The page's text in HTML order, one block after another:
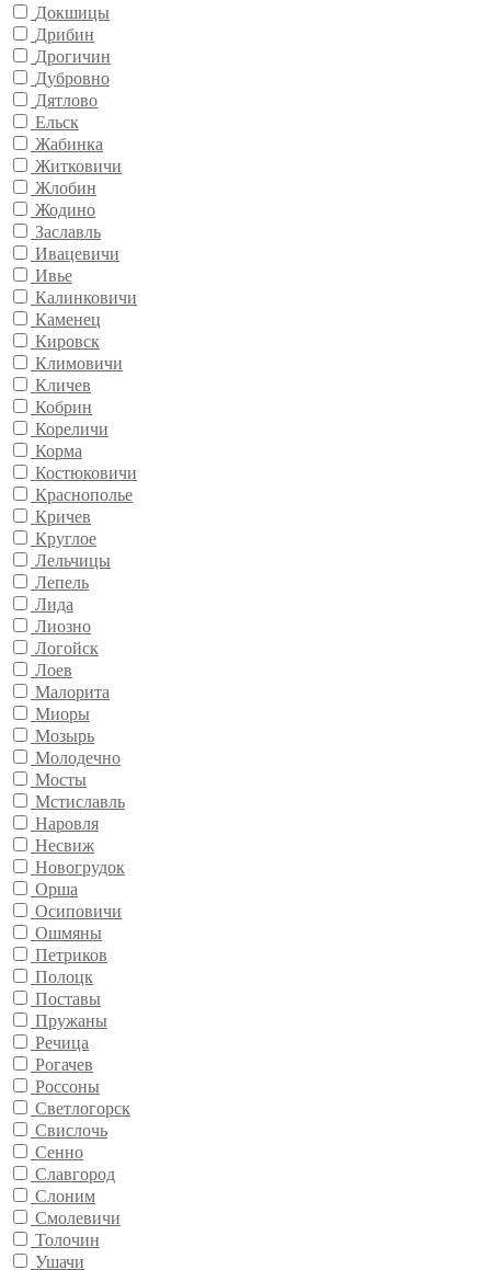
Докшицы
Дрибин
Дрогичин
Дубровно
Дятлово
Ельск
Жабинка
Житковичи
Жлобин
Жодино
Заславль
Ивацевичи
Ивье
Калинковичи
Каменец
Кировск
Климовичи
Кличев
Кобрин
Кореличи
Корма
Костюковичи
Краснополье
Кричев
Круглое
Лельчицы
Лепель
Лида
Лиозно
Логойск
Лоев
Малорита
Миоры
Мозырь
Молодечно
Мосты
Мстиславль
Наровля
Несвиж
Новогрудок
Орша
Осиповичи
Ошмяны
Петриков
Полоцк
Поставы
Пружаны
Речица
Рогачев
Россоны
Светлогорск
Свислочь
Сенно
Славгород
Слоним
Смолевичи
Толочин
Ушачи